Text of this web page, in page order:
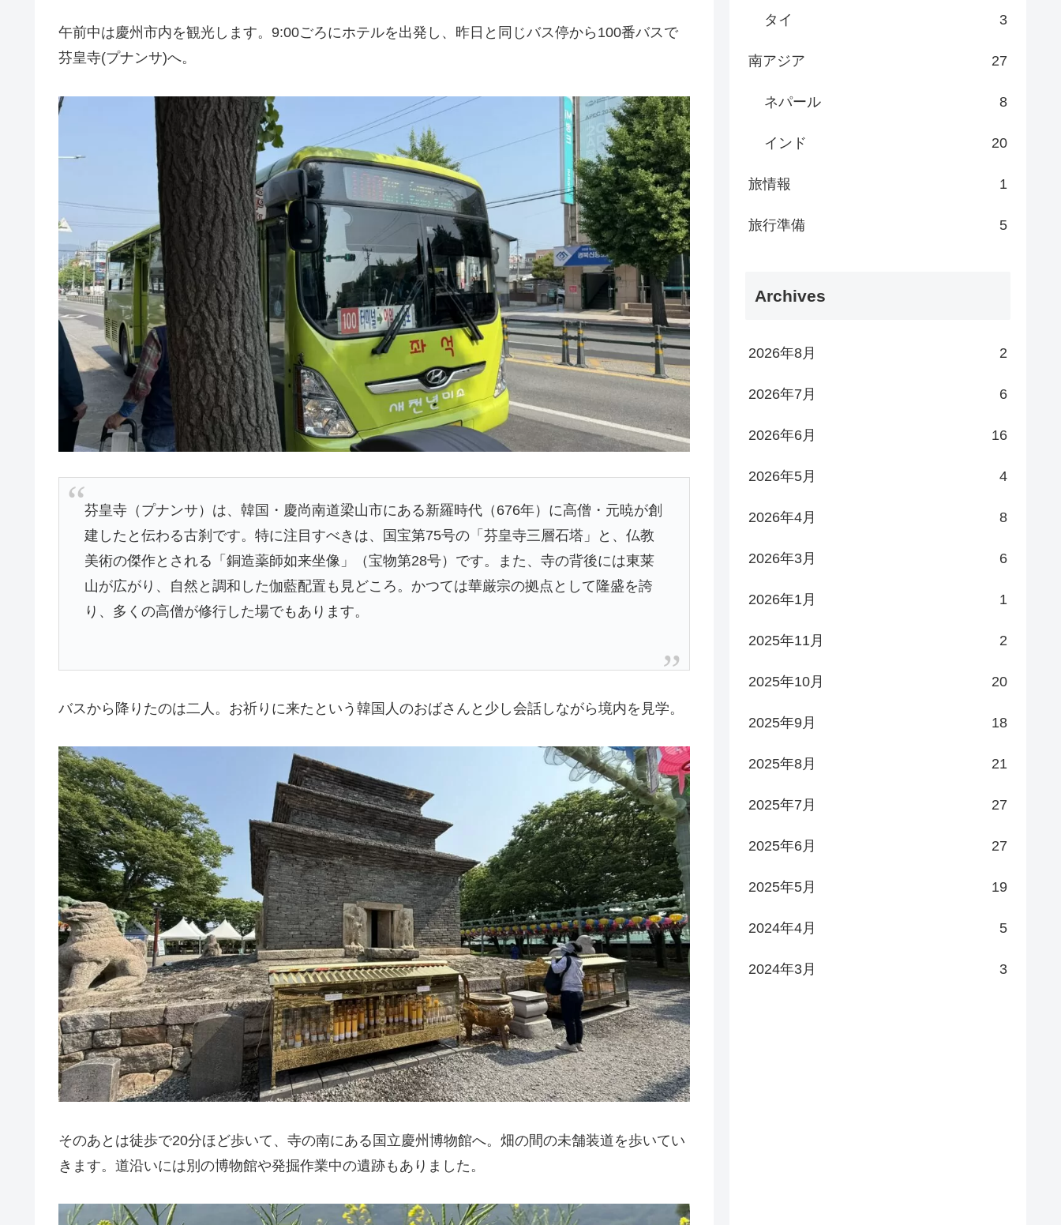
午前中は慶州市内を観光します。9:00ごろにホテルを出発し、昨日と同じバス停から100番バスで
芬皇寺(プナンサ)へ。
芬皇寺（プナンサ）は、韓国・慶尚南道梁山市にある新羅時代（676年）に高僧・元暁が創
建したと伝わる古刹です。特に注目すべきは、国宝第75号の「芬皇寺三層石塔」と、仏教
美術の傑作とされる「銅造薬師如来坐像」（宝物第28号）です。また、寺の背後には東莱
山が広がり、自然と調和した伽藍配置も見どころ。かつては華厳宗の拠点として隆盛を誇
り、多くの高僧が修行した場でもあります。
バスから降りたのは二人。お祈りに来たという韓国人のおばさんと少し会話しながら境内を見学。
そのあとは徒歩で20分ほど歩いて、寺の南にある国立慶州博物館へ。畑の間の未舗装道を歩いてい
きます。道沿いには別の博物館や発掘作業中の遺跡もありました。
タイ 3
南アジア 27
ネパール 8
インド 20
旅情報 1
旅行準備 5
Archives
2026年8月 2
2026年7月 6
2026年6月 16
2026年5月 4
2026年4月 8
2026年3月 6
2026年1月 1
2025年11月 2
2025年10月 20
2025年9月 18
2025年8月 21
2025年7月 27
2025年6月 27
2025年5月 19
2024年4月 5
2024年3月 3